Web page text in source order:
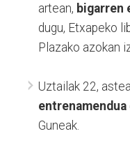
artean, bigarren
dugu, Etxapeko
Plazako azokan
Uztailak 22,
entrenamendua
Guneak.